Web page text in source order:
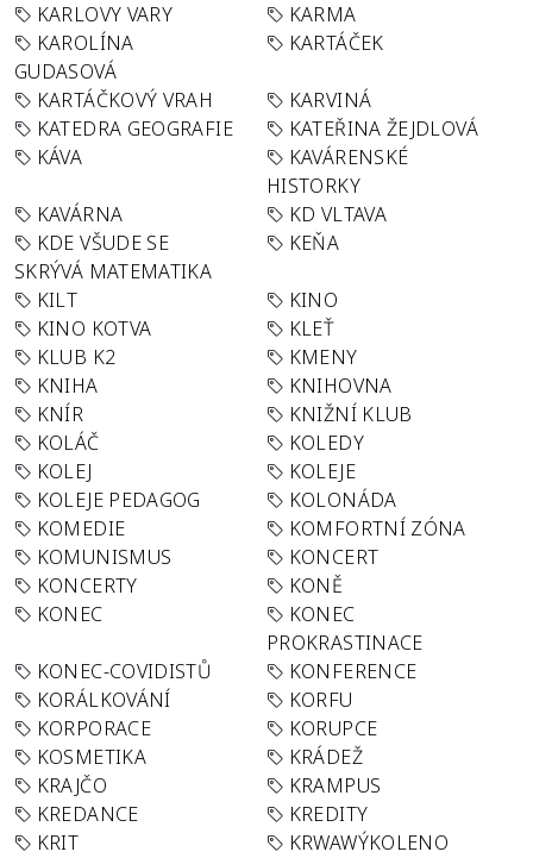
KARLOVY VARY
KARMA
KAROLÍNA
GUDASOVÁ
KARTÁČEK
KARTÁČKOVÝ VRAH
KARVINÁ
KATEDRA GEOGRAFIE
KATEŘINA ŽEJDLOVÁ
KÁVA
KAVÁRENSKÉ
HISTORKY
KAVÁRNA
KD VLTAVA
KDE VŠUDE SE
SKRÝVÁ MATEMATIKA
KEŇA
KILT
KINO
KINO KOTVA
KLEŤ
KLUB K2
KMENY
KNIHA
KNIHOVNA
KNÍR
KNIŽNÍ KLUB
KOLÁČ
KOLEDY
KOLEJ
KOLEJE
KOLEJE PEDAGOG
KOLONÁDA
KOMEDIE
KOMFORTNÍ ZÓNA
KOMUNISMUS
KONCERT
KONCERTY
KONĚ
KONEC
KONEC
PROKRASTINACE
KONEC-COVIDISTŮ
KONFERENCE
KORÁLKOVÁNÍ
KORFU
KORPORACE
KORUPCE
KOSMETIKA
KRÁDEŽ
KRAJČO
KRAMPUS
KREDANCE
KREDITY
KRIT
KRWAWÝKOLENO